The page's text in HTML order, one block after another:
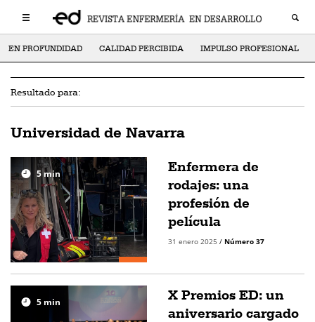
EN PROFUNDIDAD CALIDAD PERCIBIDA IMPULSO PROFESIONAL
Resultado para:
Universidad de Navarra
5min
Enfermera de
rodajes: una
profesión de
película
31 enero 2025 / Número 37
5 min
X Premios ED: un
aniversario cargado